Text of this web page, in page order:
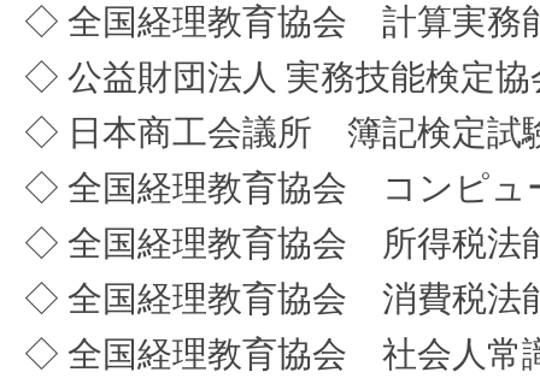
◇ 全国経理教育協会 計算実務
◇ 公益財団法人 実務技能検定
◇ 日本商工会議所 簿記検定
◇ 全国経理教育協会 コンピュ
◇ 全国経理教育協会 所得税法
◇ 全国経理教育協会 消費税法
◇ 全国経理教育協会 社会人常